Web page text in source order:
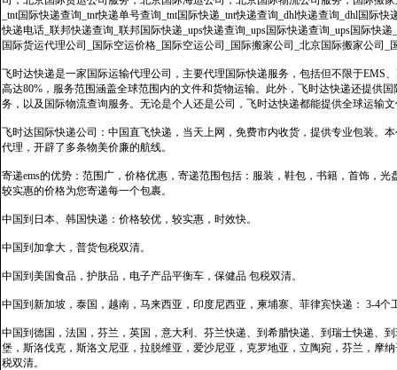
_tnt国际快递查询_tnt快递单号查询_tnt国际快递_tnt快递查询_dhl快递查询_dhl国际
快递电话_联邦快递查询_联邦国际快递_ups快递查询_ups国际快递查询_ups国际快
国际货运代理公司_国际空运价格_国际空运公司_国际搬家公司_北京国际搬家公司_
飞时达快递是一家国际运输代理公司，主要代理国际快递服务，包括但不限于EMS
高达80%，服务范围涵盖全球范围内的文件和货物运输。此外，飞时达快递还提供
务，以及国际物流查询服务。无论是个人还是公司，飞时达快递都能提供全球运输
飞时达国际快递公司：中国直飞快递，当天上网，免费市内收货，提供专业包装。
代理，开辟了多条物美价廉的航线。
寄递ems的优势：范围广，价格优惠，寄递范围包括：服装，鞋包，书籍，首饰，
较实惠的价格为您寄递每一个包裹。
中国到日本、韩国快递：价格较优，较实惠，时效快。
中国到加拿大，普货包税双清。
中国到美国食品，护肤品，电子产品平衡车，保健品 包税双清。
中国到新加坡，泰国，越南，马来西亚，印度尼西亚，柬埔寨、菲律宾快递： 3-4个
中国到德国，法国，芬兰，英国，意大利、芬兰快递、到希腊快递、到瑞士快递、
堡，斯洛伐克，斯洛文尼亚，拉脱维亚，爱沙尼亚，克罗地亚，立陶宛，芬兰，摩
税双清。